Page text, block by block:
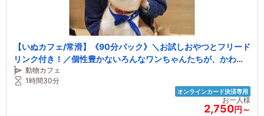
【いぬカフェ/常滑】《90分パック》＼お試しおやつとフリード
リンク付き！／個性豊かないろんなワンちゃんたちが、かわい
いしっぽをふりふりしながら今日もあなたとの素敵な出逢いを
楽しみにお待ちしております
動物カフェ
1時間30分
オンラインカード決済専用
お一人様
2,750円～